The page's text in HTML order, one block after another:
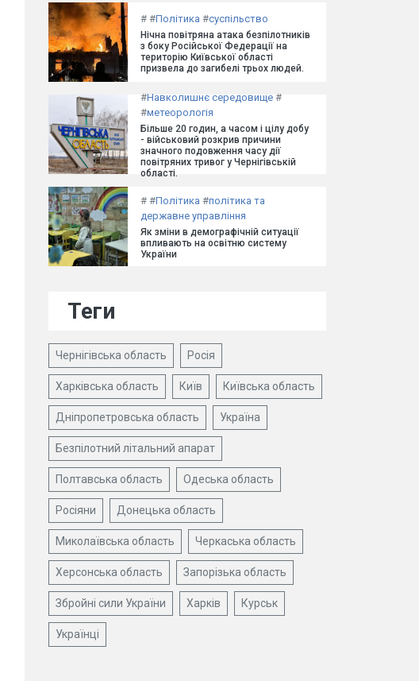
# #Політика #суспільство
Нічна повітряна атака безпілотників
з боку Російської Федерації на
територію Київської області
призвела до загибелі трьох людей.
#Навколишнє середовище #
#метеорологія
Більше 20 годин, а часом і цілу добу
- військовий розкрив причини
значного подовження часу дії
повітряних тривог у Чернігівській
області.
# #Політика #політика та
державне управління
Як зміни в демографічній ситуації
впливають на освітню систему
України
Теги
Чернігівська область Росія
Харківська область Київ Київська область
Дніпропетровська область Україна
Безпілотний літальний апарат
Полтавська область Одеська область
Росіяни Донецька область
Миколаївська область Черкаська область
Херсонська область Запорізька область
Збройні сили України Харків Курськ
Українці